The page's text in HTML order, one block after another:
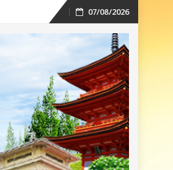
Skip
content
07/08/2026